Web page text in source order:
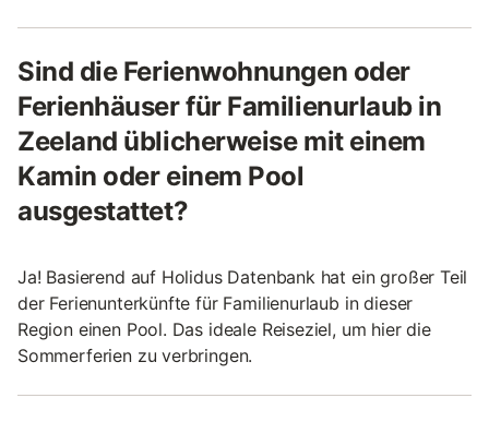
Sind die Ferienwohnungen oder
Ferienhäuser für Familienurlaub in
Zeeland üblicherweise mit einem
Kamin oder einem Pool
ausgestattet?
Ja! Basierend auf Holidus Datenbank hat ein großer Teil
der Ferienunterkünfte für Familienurlaub in dieser
Region einen Pool. Das ideale Reiseziel, um hier die
Sommerferien zu verbringen.